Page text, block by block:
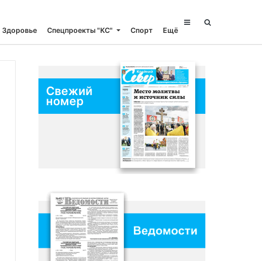
Здоровье Спецпроекты "КС" Спорт Ещё
Свежий
номер